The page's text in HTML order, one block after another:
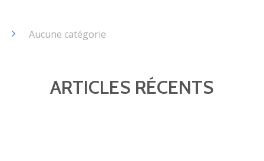
Aucune catégorie
ARTICLES RÉCENTS